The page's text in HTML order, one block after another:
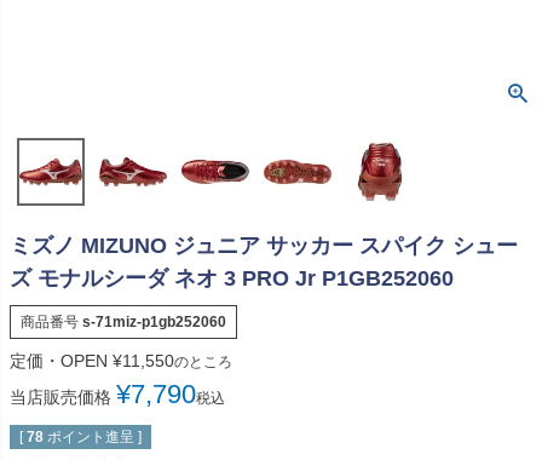
ミズノ MIZUNO ジュニア サッカー スパイク シュー
ズ モナルシーダ ネオ 3 PRO Jr P1GB252060
商品番号 s-71miz-p1gb252060
定価・OPEN ¥11,550のところ
当店販売価格 ¥7,790税込
[ 78 ポイント進呈 ]